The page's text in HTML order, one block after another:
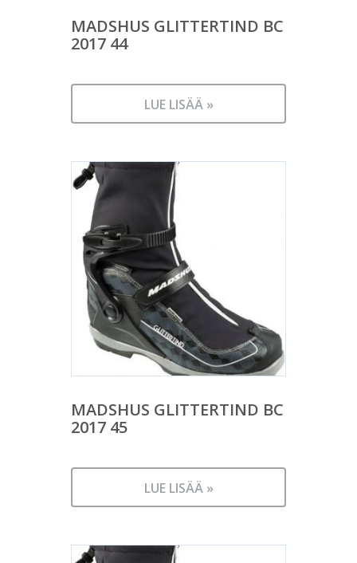
MADSHUS GLITTERTIND BC
2017 44
LUE LISÄÄ »
MADSHUS GLITTERTIND BC
2017 45
LUE LISÄÄ »